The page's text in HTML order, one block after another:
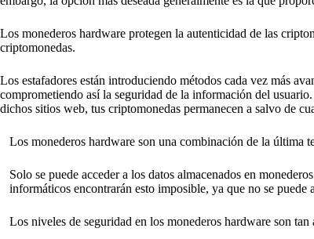
Los monederos hardware protegen la autenticidad de las
criptomonedas.
Los estafadores están introduciendo métodos cada vez más
comprometiendo así la seguridad de la información del
dichos sitios web, tus criptomonedas permanecen a salvo de
Los monederos hardware son una combinación de la última
Solo se puede acceder a los datos almacenados en
informáticos encontrarán esto imposible, ya que no se puede
Los niveles de seguridad en los monederos hardware son